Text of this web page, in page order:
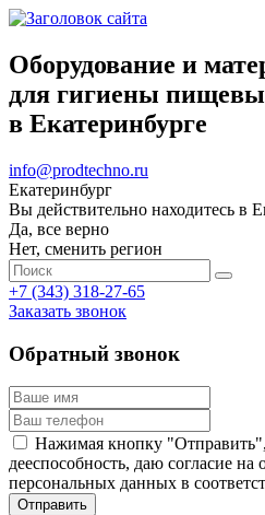
Оборудование и
для гигиены
в Екатеринбурге
info@prodtechno.ru
Екатеринбург
Вы действительно находитесь в
Да, все верно
Нет, сменить регион
+7 (343) 318-27-65
Заказать звонок
Обратный звонок
Нажимая кнопку
дееспособность, даю согласие на
персональных данных в